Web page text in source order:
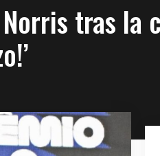
Norris tras